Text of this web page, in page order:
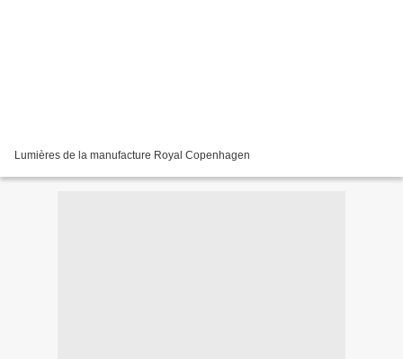
Lumières de la manufacture Royal Copenhagen